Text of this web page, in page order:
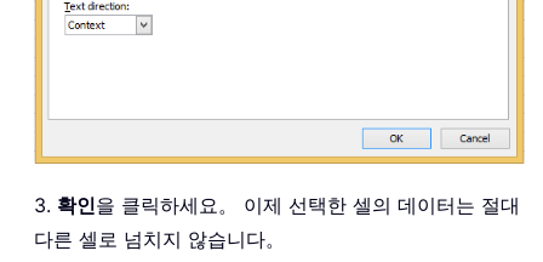
3. 확인을 클릭하세요。 이제 선택한 셀의 데이터는 절대
다른 셀로 넘치지 않습니다。